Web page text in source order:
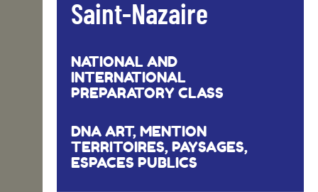
Saint-Nazaire
NATIONAL AND
INTERNATIONAL
PREPARATORY CLASS
DNA ART, MENTION
TERRITOIRES, PAYSAGES,
ESPACES PUBLICS